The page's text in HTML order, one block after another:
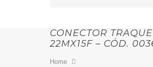
CONECTOR
22MX15F – CÓD.
Home